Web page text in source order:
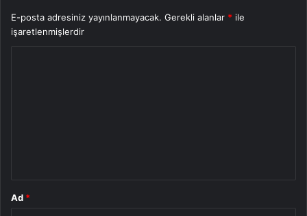
E-posta adresiniz yayınlanmayacak. Gerekli alanlar * ile
işaretlenmişlerdir
Ad *